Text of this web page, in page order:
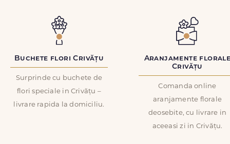
Buchete flori Crivățu
Surprinde cu buchete de
flori speciale in Crivățu –
livrare rapida la domiciliu.
Aranjamente
Crivățu
Comanda online
aranjamente florale
deosebite, cu livrare in
aceeasi zi in Crivățu.